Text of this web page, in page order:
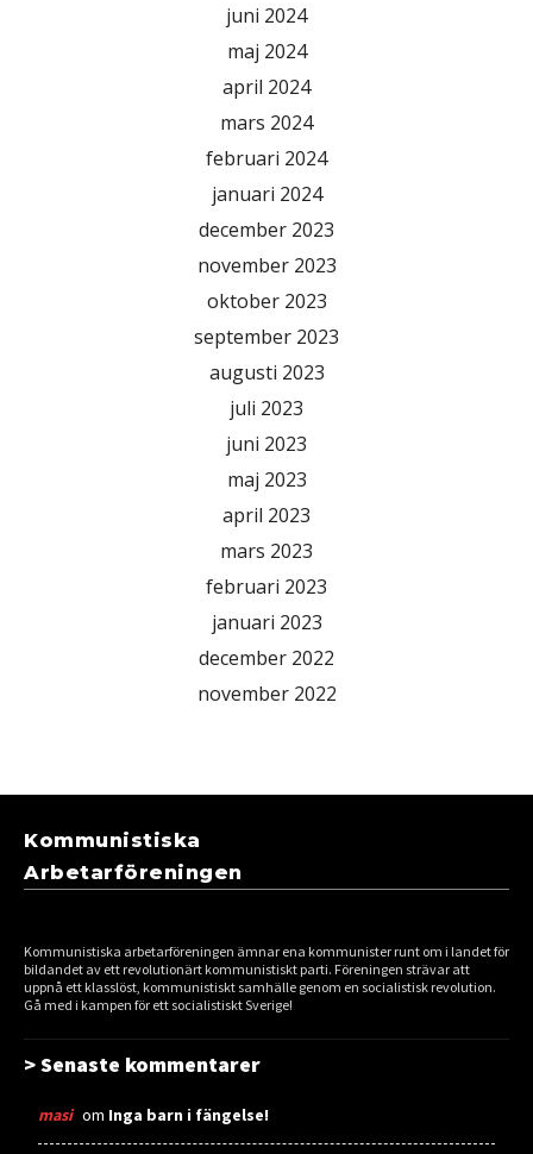
juni 2024
maj 2024
april 2024
mars 2024
februari 2024
januari 2024
december 2023
november 2023
oktober 2023
september 2023
augusti 2023
juli 2023
juni 2023
maj 2023
april 2023
mars 2023
februari 2023
januari 2023
december 2022
november 2022
Kommunistiska
Arbetarföreningen
Kommunistiska arbetarföreningen ämnar ena kommunister runt om i landet för
bildandet av ett revolutionärt kommunistiskt parti. Föreningen strävar att
uppnå ett klasslöst, kommunistiskt samhälle genom en socialistisk revolution.
Gå med i kampen för ett socialistiskt Sverige!
> Senaste kommentarer
masi om Inga barn i fängelse!